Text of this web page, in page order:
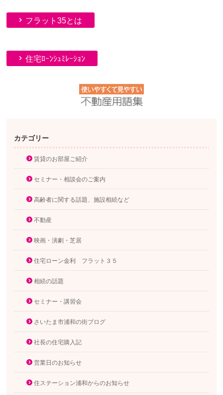
フラット35とは
住宅ﾛｰﾝｼｭﾐﾚｰｼｮﾝ
カテゴリー
賃貸のお部屋ご紹介
セミナー・相談会のご案内
高齢者に関する話題、施設相続など
不動産
映画・演劇・芝居
住宅ローン金利 フラット３５
相続の話題
セミナー・講習会
さいたま市浦和の街ブログ
社長の住宅購入記
営業日のお知らせ
住ステーション浦和からのお知らせ